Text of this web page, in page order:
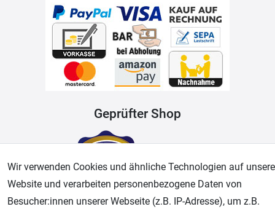
Geprüfter Shop
Wir verwenden Cookies und ähnliche Technologien auf
Website und verarbeiten personenbezogene Daten von
Besucher:innen unserer Webseite (z.B. IP-Adresse), um z.B.